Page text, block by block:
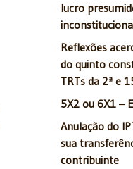
lucro
Reflexões
do quinto
TRTs da 2ª e
5X2 ou 6X1 –
Anulação do
sua
contribuinte